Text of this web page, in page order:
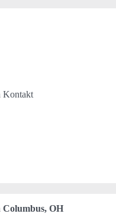
Kontakt
Columbus, OH